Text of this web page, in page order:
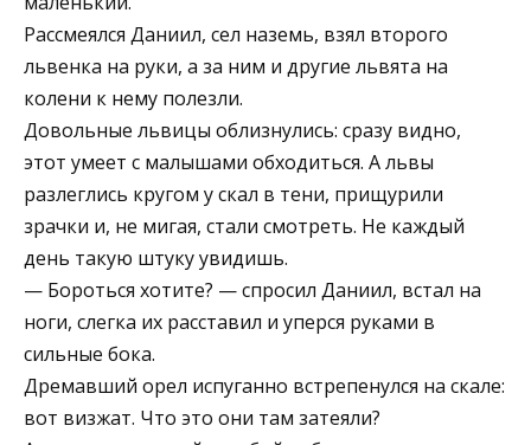
Рассмеялся Даниил, сел наземь, взял второго
львенка на руки, а за ним и другие львята на
колени к нему полезли.
Довольные львицы облизнулись: сразу видно,
этот умеет с малышами обходиться. А львы
разлеглись кругом у скал в тени, прищурили
зрачки и, не мигая, стали смотреть. Не каждый
день такую штуку увидишь.
— Бороться хотите? — спросил Даниил, встал на
ноги, слегка их расставил и уперся руками в
сильные бока.
Дремавший орел испуганно встрепенулся на скале:
вот визжат. Что это они там затеяли?